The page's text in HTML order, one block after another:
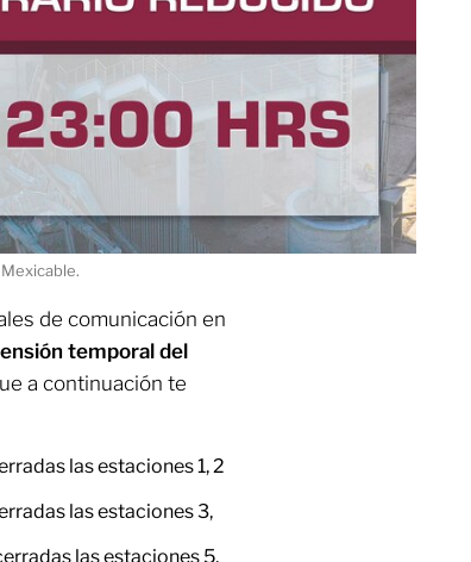
de comunicación en
temporal del
a continuación te
las estaciones 1, 2
las estaciones 3,
las estaciones 5,